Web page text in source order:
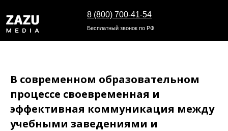
8 (800) 700-41-54
Бесплатный звонок по РФ
В современном образовательном
процессе своевременная и
эффективная коммуникация между
учебными заведениями и